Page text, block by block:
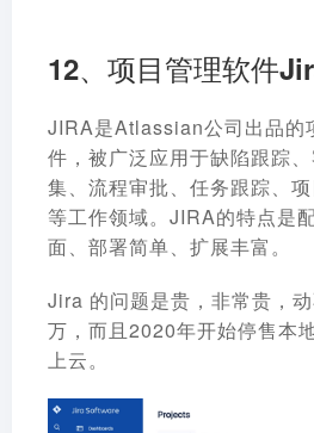
12、项目管理软件
JIRA是Atlassian公司出品的
件，被广泛应用于缺陷跟踪
集、流程审批、任务跟踪、
等工作领域。JIRA的特点是
面、部署简单、扩展丰富。
Jira 的问题是贵，非常贵，
万，而且2020年开始停售本
上云。